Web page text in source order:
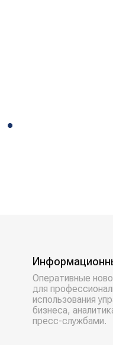
Оперативные
для
использования
бизнеса,
пресс-службами.